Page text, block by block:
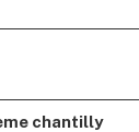
chantilly